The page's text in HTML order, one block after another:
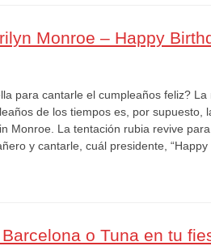
Monroe – Happy
para cantarle el cumpleaños feliz? La
de los tiempos es, por supuesto,
Monroe. La tentación rubia revive
y cantarle, cuál presidente, “Happy
o Tuna en tu